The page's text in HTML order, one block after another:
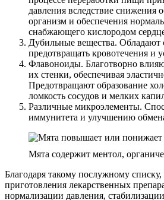
давления вследствие снижения
организм и обеспечения
снабжающего кислородом
Дубильные вещества. Обладают
предотвращать кровотечения и
Флавоноиды. Благотворно
их стенки, обеспечивая
Предотвращают образование
ломкость сосудов и мелких
Различные микроэлементы.
иммунитета и улучшению
Мята содержит ментол,
Благодаря такому послужному списку,
приготовления лекарственных
нормализации давления,